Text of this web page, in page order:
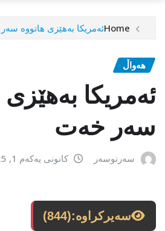
Homeئەمریکا بەهێزی هاتووە
هەواڵ
ئەمریکا بەهێزی
سەر خەت
سەرنوسەر کانونی یەکەم 1, 2025
سەیرکراوە:(844)